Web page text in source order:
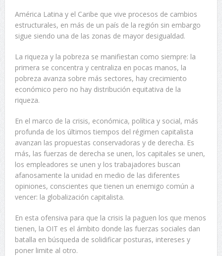
América Latina y el Caribe que vive procesos de cambios
estructurales, en más de un país de la región sin embargo
sigue siendo una de las zonas de mayor desigualdad.
La riqueza y la pobreza se manifiestan como siempre: la
primera se concentra y centraliza en pocas manos, la
pobreza avanza sobre más sectores, hay crecimiento
económico pero no hay distribución equitativa de la
riqueza.
En el marco de la crisis, económica, política y social, más
profunda de los últimos tiempos del régimen capitalista
avanzan las propuestas conservadoras y de derecha. Es
más, las fuerzas de derecha se unen, los capitales se unen,
los empleadores se unen y los trabajadores buscan
afanosamente la unidad en medio de las diferentes
opiniones, conscientes que tienen un enemigo común a
vencer: la globalización capitalista.
En esta ofensiva para que la crisis la paguen los que menos
tienen, la OIT es el ámbito donde las fuerzas sociales dan
batalla en búsqueda de solidificar posturas, intereses y
poner limite al otro.